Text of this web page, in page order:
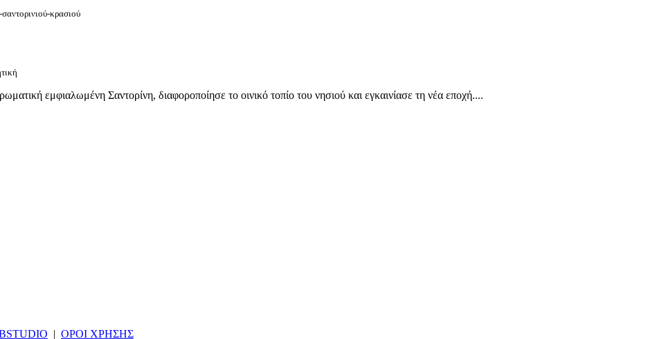
κρασιού
εμφιαλωμένη Σαντορίνη, διαφοροποίησε το οινικό τοπίο του νησιού και εγκαινίασε τη νέα εποχή....
| ΟΡΟΙ ΧΡΗΣΗΣ